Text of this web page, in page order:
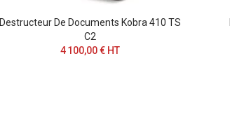
Destructeur De Documents Kobra 410 TS
C2
4 100,00 € HT